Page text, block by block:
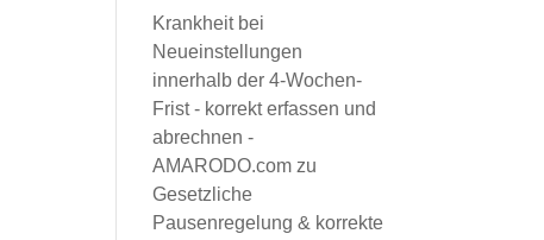
Krankheit bei
Neueinstellungen
innerhalb der 4-Wochen-
Frist - korrekt erfassen und
abrechnen -
AMARODO.com zu
Gesetzliche
Pausenregelung & korrekte